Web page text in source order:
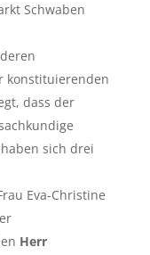
Schwaben
konstituierenden
dass der
sich drei
Eva-Christine
Herr